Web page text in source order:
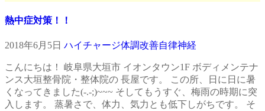
熱中症対策！！
2018年6月5日 ハイチャージ体調改善自律神経
こんにちは！ 岐阜県大垣市 イオンタウン1F ボディメンテナ
ンス大垣整骨院・整体院の 長屋です。 この所、日に日に暑
くなってきました(-.-;)~~~ そしてもうすぐ、梅雨の時期に突
入します。 蒸暑さで、体力、気力とも低下しがちです。 そ